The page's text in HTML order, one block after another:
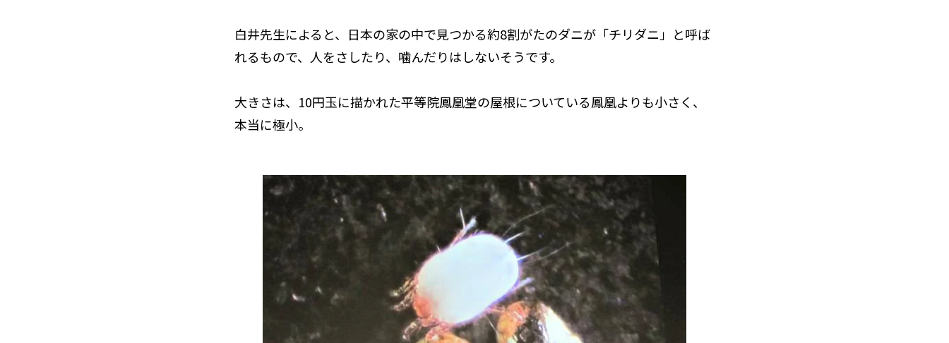
白井先生によると、日本の家の中で見つかる約8割がたのダニが「チリダニ」と呼ば
れるもので、人をさしたり、噛んだりはしないそうです。
大きさは、10円玉に描かれた平等院鳳凰堂の屋根についている鳳凰よりも小さく、
本当に極小。